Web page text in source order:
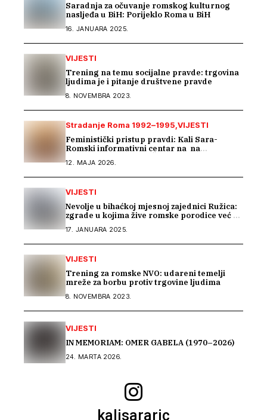
Saradnja za očuvanje romskog kulturnog
nasljeđa u BiH: Porijeklo Roma u BiH
16. JANUARA 2025.
VIJESTI
Trening na temu socijalne pravde: trgovina
ljudima je i pitanje društvene pravde
8. NOVEMBRA 2023.
Stradanje Roma 1992–1995 VIJESTI
Feministički pristup pravdi: Kali Sara-
Romski informativni centar na na
12. MAJA 2026.
VIJESTI
Nevolje u bihaćkoj mjesnoj zajednici Ružica:
zgrade u kojima žive romske porodice već 15
17. JANUARA 2025.
VIJESTI
Trening za romske NVO: udareni temelji
mreže za borbu protiv trgovine ljudima
8. NOVEMBRA 2023.
VIJESTI
IN MEMORIAM: OMER GABELA (1970–2026)
24. MARTA 2026.
kalisararic